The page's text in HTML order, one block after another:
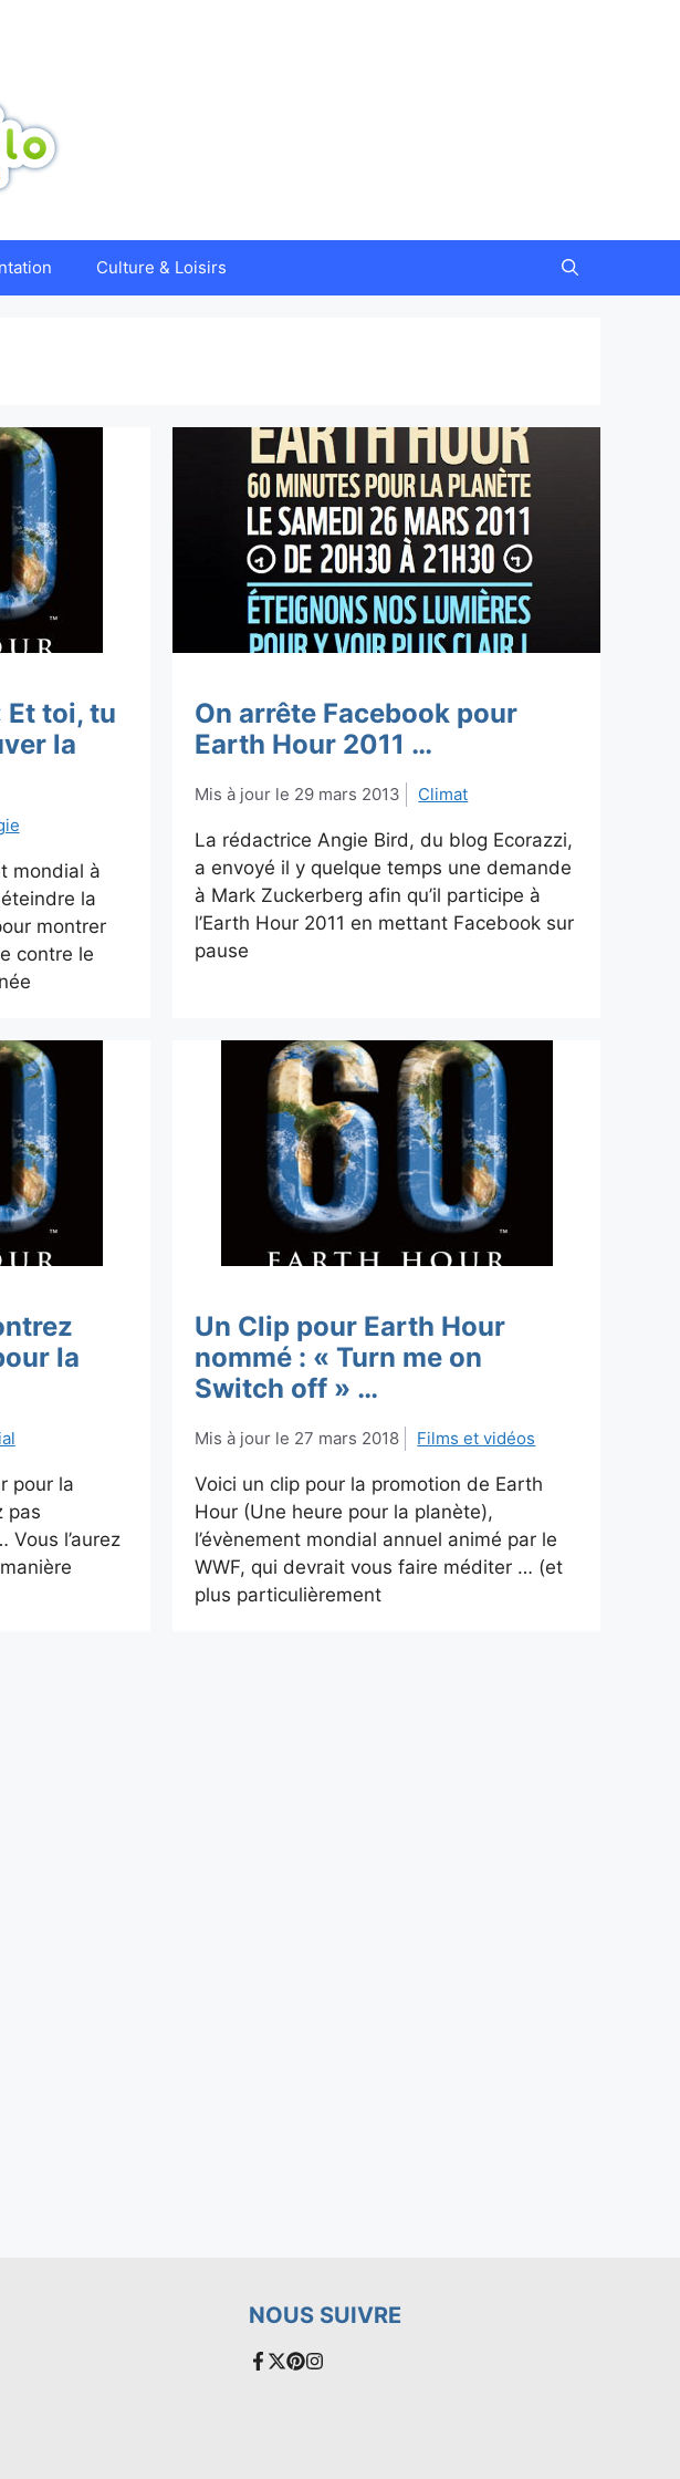
Culture & Loisirs
Et toi, tu
la
mondial à
la
montrer
contre le
On arrête Facebook pour
Earth Hour 2011 …
29 mars 2013 Climat
La rédactrice Angie Bird, du blog Ecorazzi,
a envoyé il y quelque temps une demande
à Mark Zuckerberg afin qu’il participe à
l’Earth Hour 2011 en mettant Facebook sur
pause
la
pour la
pas
l’aurez
Un Clip pour Earth Hour
nommé : « Turn me on
Switch off » …
27 mars 2018 Films et vidéos
Voici un clip pour la promotion de Earth
Hour (Une heure pour la planète),
l’évènement mondial annuel animé par le
WWF, qui devrait vous faire méditer … (et
plus particulièrement
NOUS SUIVRE